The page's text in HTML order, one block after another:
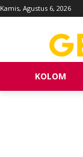
Kamis, Agustus 6, 2026
KOLOM